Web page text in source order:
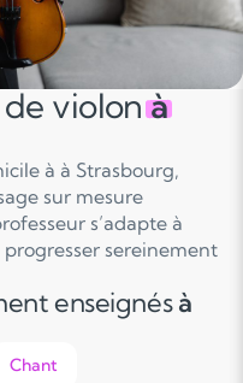
de violonà
à à Strasbourg,
sur mesure
s’adapte à
sereinement
enseignésà
Chant